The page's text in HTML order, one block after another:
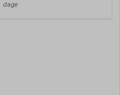
dage